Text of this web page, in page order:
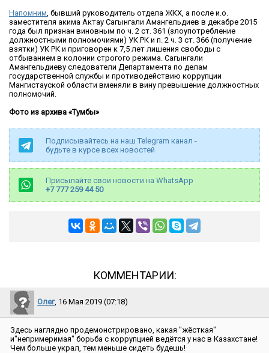
Напомним , бывший руководитель отдела ЖКХ, а после и.о.
заместителя акима Актау Сагынгали Амангельдиев в декабре 2015
года был признан виновным по ч. 2 ст. 361 (злоупотребление
должностными полномочиями) УК РК и п. 2 ч. 3 ст. 366 (получение
взятки) УК РК и приговорен к 7,5 лет лишения свободы с
отбыванием в колонии строгого режима. Сагынгали
Амангельдиеву следователи Департамента по делам
государственной службы и противодействию коррупции
Мангистауской области вменяли в вину превышение должностных
полномочий.
Фото из архива «Тумбы»
Подписывайтесь на наш Telegram канал -
будьте в курсе всех новостей
Присылайте свои новости на WhatsApp
+7 777 259 44 50
КОММЕНТАРИИ:
Олег, 16 Мая 2019 (07:18)
Здесь наглядно продемонстрировано, какая ″жёсткая″
и″непримеримая″ борьба с коррупцией ведётся у нас в Казахстане!
Чем больше украл, тем меньше сидеть будешь!